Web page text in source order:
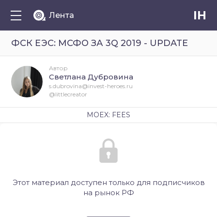
Лента IH
ФСК ЕЭС: МСФО ЗА 3Q 2019 - UPDATE
Этот материал доступен только для подписчиков
на рынок РФ
Автор
Светлана Дубровина
s.dubrovina@invest-heroes.ru
@littlecreator
MOEX: FEES